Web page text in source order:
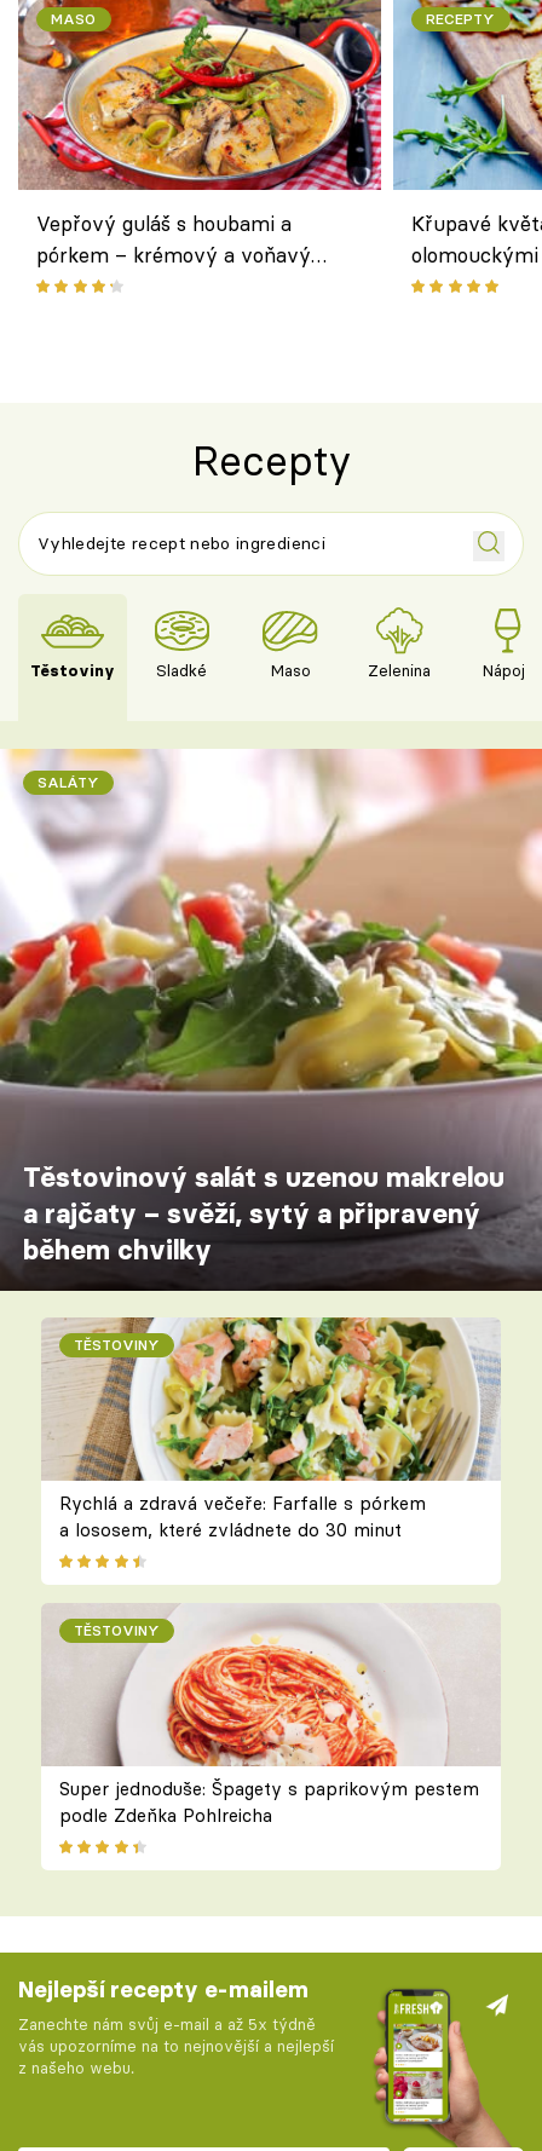
MASO
Vepřový guláš s houbami a
pórkem – krémový a voňavý
pokrm z jednoho hrnce
RECEPTY
Křupavé
bezlepkový
Recepty
Těstoviny Sladké Maso Zelenina Nápoje
SALÁTY
Těstovinový salát s uzenou makrelou
a rajčaty – svěží, sytý a připravený
během chvilky
TĚSTOVINY
Rychlá a zdravá večeře: Farfalle s pórkem
a lososem, které zvládnete do 30 minut
TĚSTOVINY
Super jednoduše: Špagety s paprikovým pestem
podle Zdeňka Pohlreicha
Nejlepší recepty e-mailem
Zanechte nám svůj e-mail a až 5x týdně
vás upozorníme na to nejnovější a nejlepší
z našeho webu.